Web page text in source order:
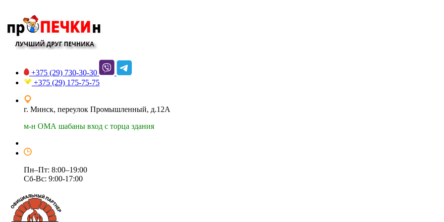
+375 (29) 730-30-30
+375 (29) 175-75-75
г. Минск, переулок Промышленный, д.12А
м-н ОМА шабаны вход с торца здания
Пн–Пт: 8:00–19:00
Сб-Вс: 9:00-17:00